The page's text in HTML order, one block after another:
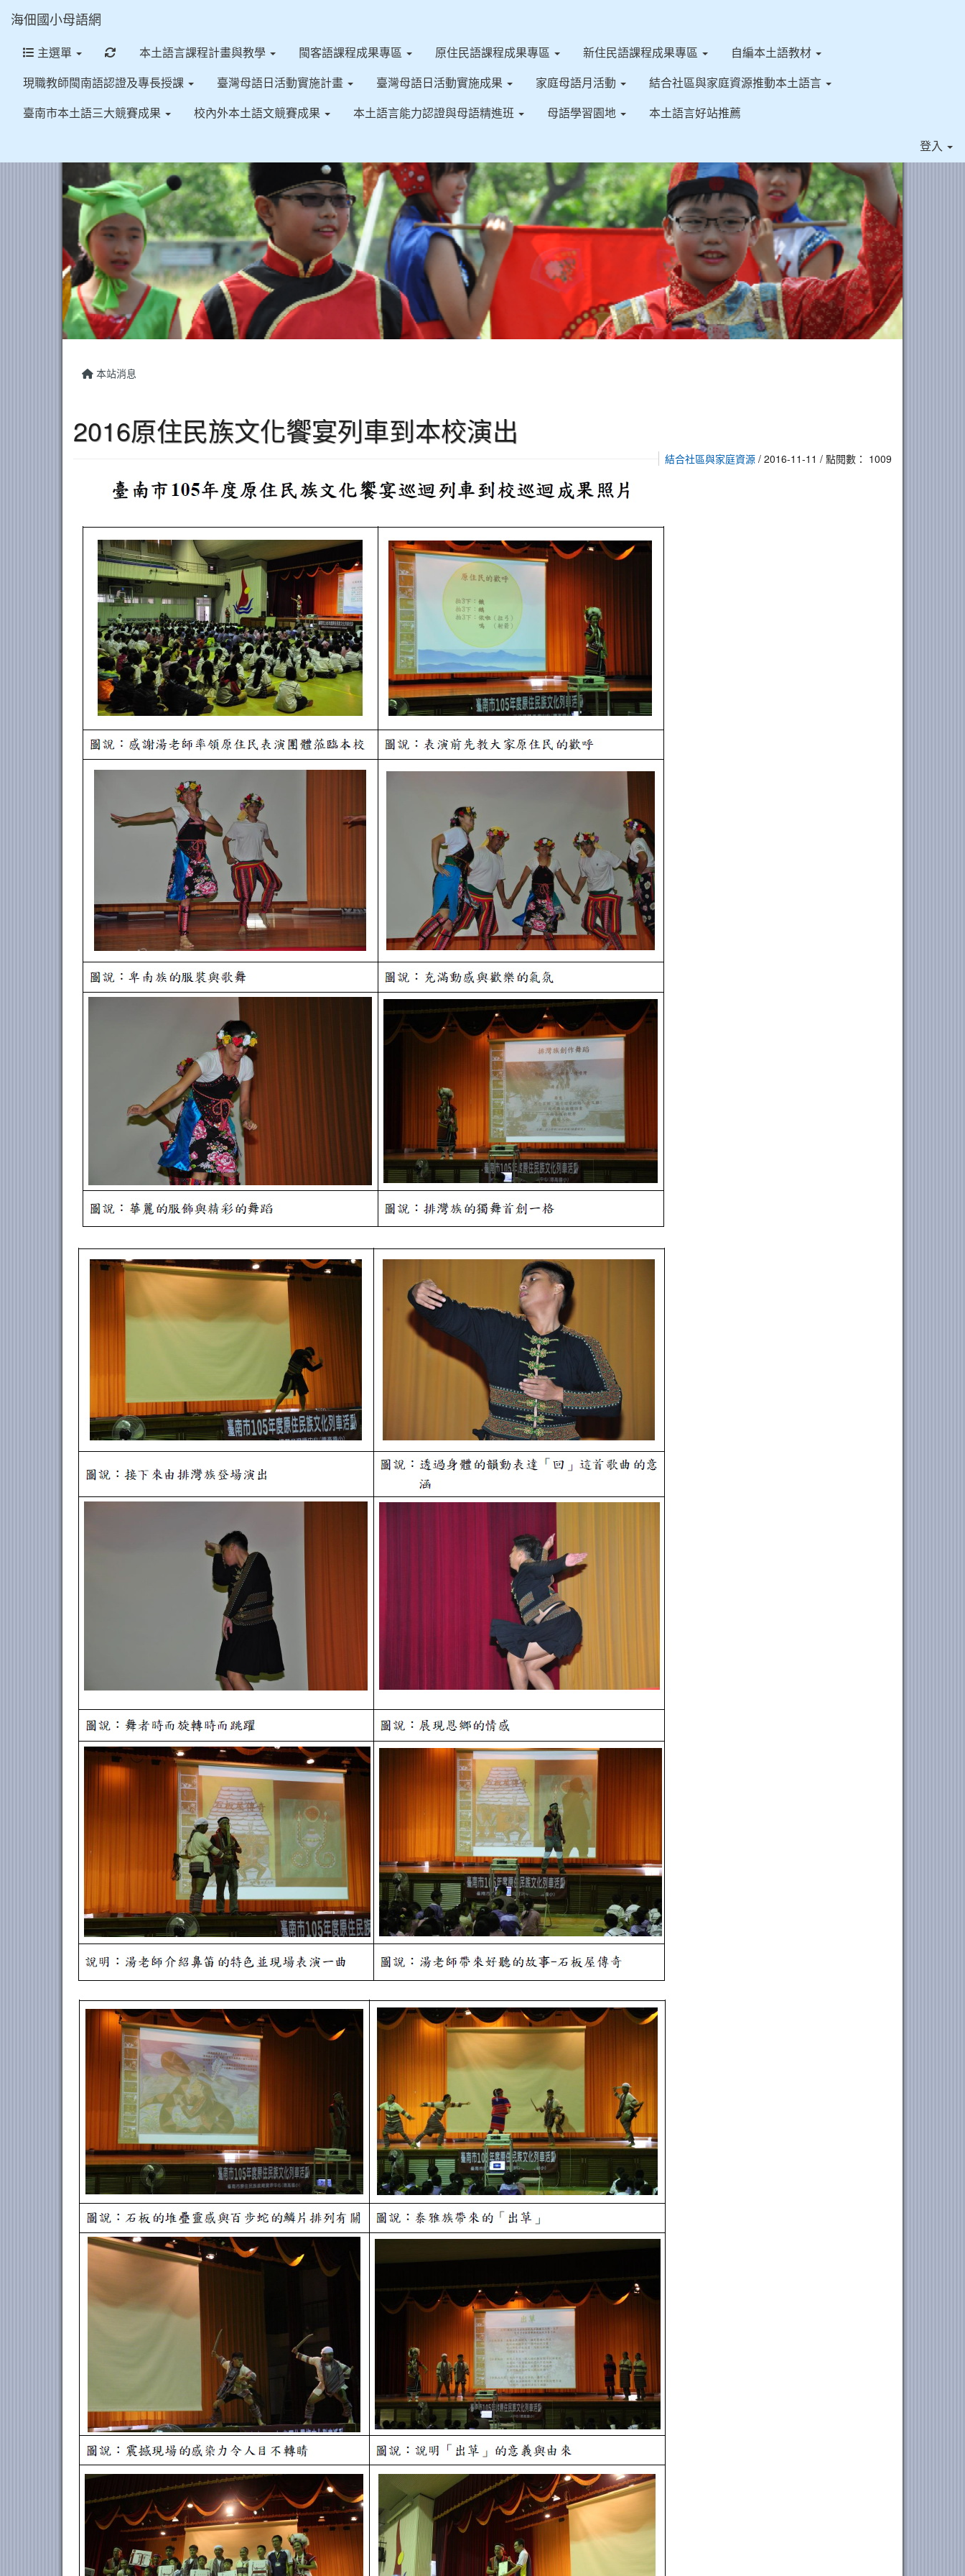
海佃國小母語網
主選單 重新取得佈景設定
本土語言課程計畫與教學 閩客語課程成果專區 原住民語課程成果專區 新住民語課程成果專區
自編本土語教材
現職教師閩南語認證及專長授課
臺灣母語日活動實施計畫 臺灣母語日活動實施成果 家庭母語月活動
結合社區與家庭資源推動本土語言
臺南市本土語三大競賽成果
校內外本土語文競賽成果 本土語言能力認證與母語精進班 母語學習園地
本土語言好站推薦
登入
本站消息
2016原住民族文化饗宴列車到本校演出
結合社區與家庭資源 / 2016-11-11 / 點閱數： 1009